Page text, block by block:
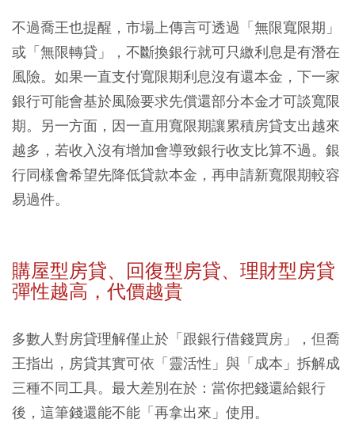
不過喬王也提醒，市場上傳言可透過「無限寬限期」
或「無限轉貸」，不斷換銀行就可只繳利息是有潛在
風險。如果一直支付寬限期利息沒有還本金，下一家
銀行可能會基於風險要求先償還部分本金才可談寬限
期。另一方面，因一直用寬限期讓累積房貸支出越來
越多，若收入沒有增加會導致銀行收支比算不過。銀
行同樣會希望先降低貸款本金，再申請新寬限期較容
易過件。
購屋型房貸、回復型房貸、理財型房貸
彈性越高，代價越貴
多數人對房貸理解僅止於「跟銀行借錢買房」，但喬
王指出，房貸其實可依「靈活性」與「成本」拆解成
三種不同工具。最大差別在於：當你把錢還給銀行
後，這筆錢還能不能「再拿出來」使用。